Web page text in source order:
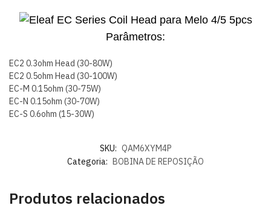
Parâmetros:
EC2 0.3ohm Head (30-80W)
EC2 0.5ohm Head (30-100W)
EC-M 0.15ohm (30-75W)
EC-N 0.15ohm (30-70W)
EC-S 0.6ohm (15-30W)
SKU: QAM6XYM4P
Categoria: BOBINA DE REPOSIÇÃO
Produtos relacionados